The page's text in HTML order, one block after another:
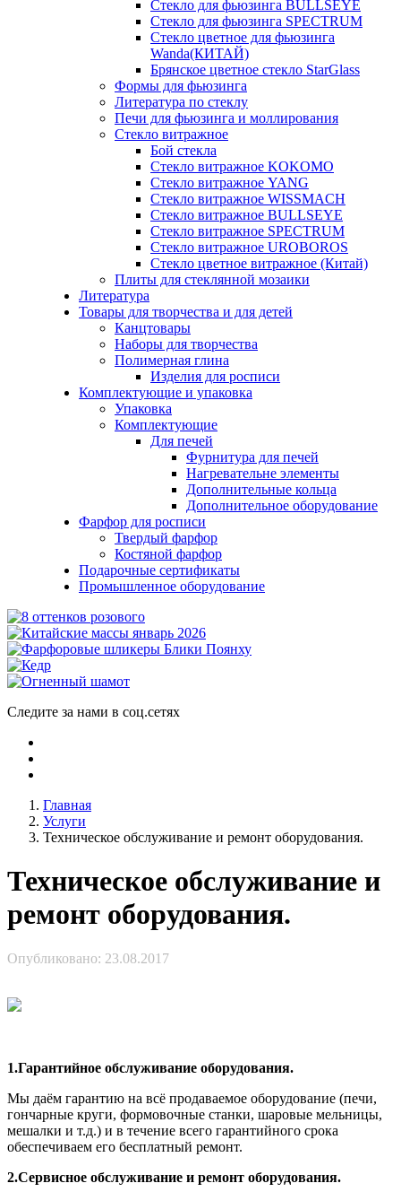
Стекло для фьюзинга BULLSEYE
Стекло для фьюзинга SPECTRUM
Стекло цветное для фьюзинга
Wanda(КИТАЙ)
Брянское цветное стекло StarGlass
Формы для фьюзинга
Литература по стеклу
Печи для фьюзинга и моллирования
Стекло витражное
Бой стекла
Стекло витражное KOKOMO
Стекло витражное YANG
Стекло витражное WISSMACH
Стекло витражное BULLSEYE
Стекло витражное SPECTRUM
Стекло витражное UROBOROS
Стекло цветное витражное (Китай)
Плиты для стеклянной мозаики
Литература
Товары для творчества и для детей
Канцтовары
Наборы для творчества
Полимерная глина
Изделия для росписи
Комплектующие и упаковка
Упаковка
Комплектующие
Для печей
Фурнитура для печей
Нагревательне элементы
Дополнительные кольца
Дополнительное оборудование
Фарфор для росписи
Твердый фарфор
Костяной фарфор
Подарочные сертификаты
Промышленное оборудование
Следите за нами в соц.сетях
Главная
Услуги
Техническое обслуживание и ремонт оборудования.
Техническое обслуживание и
ремонт оборудования.
Опубликовано: 23.08.2017
1.Гарантийное обслуживание оборудования.
Мы даём гарантию на всё продаваемое оборудование (печи,
гончарные круги, формовочные станки, шаровые мельницы,
мешалки и т.д.) и в течение всего гарантийного срока
обеспечиваем его бесплатный ремонт.
2.Сервисное обслуживание и ремонт оборудования.